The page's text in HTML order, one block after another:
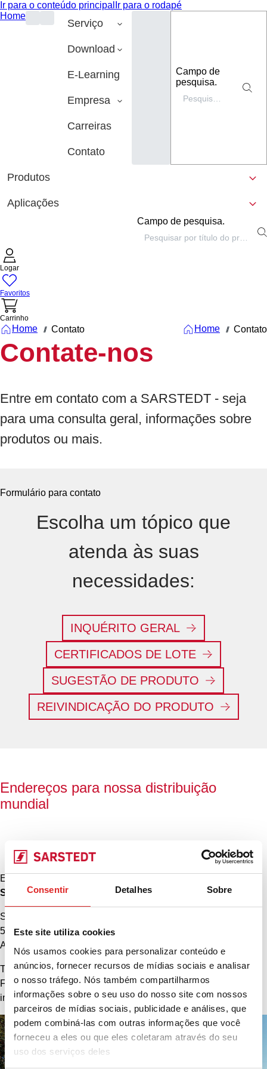
Consentir Detalhes Sobre
Este site utiliza cookies
Nós usamos cookies para personalizar conteúdo e
anúncios, fornecer recursos de mídias sociais e analisar
o nosso tráfego. Nós também compartilharmos
informações sobre o seu uso do nosso site com nossos
parceiros de mídias sociais, publicidade e análises, que
podem combiná-las com outras informações que você
forneceu a eles ou que eles coletaram através do seu
uso dos serviços deles
Ir para o conteúdo principal Ir para o rodapé
Home
Serviço
Download
E-Learning
Empresa
Carreiras
Contato
Campo de
pesquisa.
Produtos
Aplicações
Campo de pesquisa.
Logar
Favoritos
Carrinho
Home /// Contato Home /// Contato
Contate-nos
Entre em contato com a SARSTEDT - seja
para uma consulta geral, informações sobre
produtos ou mais.
Formulário para contato
Escolha um tópico que
atenda às suas
necessidades:
INQUÉRITO GERAL
CERTIFICADOS DE LOTE
SUGESTÃO DE PRODUTO
REIVINDICAÇÃO DO PRODUTO
Endereços para nossa distribuição
mundial
Endereço da sede
SARSTEDT AG & Co. KG
Sarstedtstraße 1
51588 Nümbrecht
Alemanha
Tel.: +49 (0)2293 305 0
Fax: +49 (0)2293 305 2470
info@sarstedt.com